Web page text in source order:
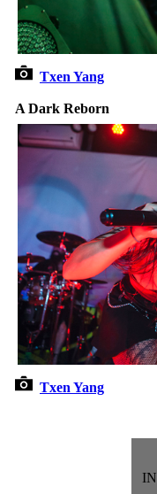
Txen Yang
A Dark Reborn
Txen Yang